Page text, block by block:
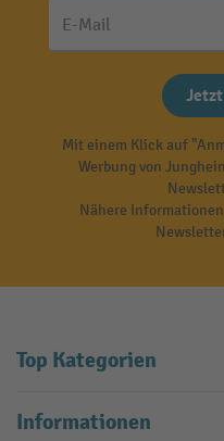
E-Mail
Mit einem Klick auf
Werbung von
Nähere
Top Kategorien
Informationen